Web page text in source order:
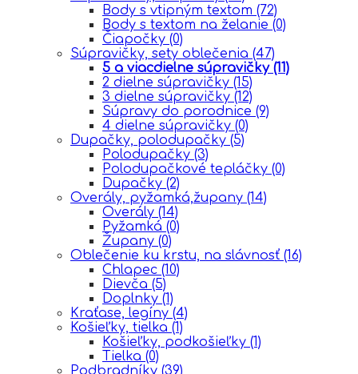
Body s vtipným textom (72)
Body s textom na želanie (0)
Čiapočky (0)
Súpravičky, sety oblečenia (47)
5 a viacdielne súpravičky (11)
2 dielne súpravičky (15)
3 dielne súpravičky (12)
Súpravy do porodnice (9)
4 dielne súpravičky (0)
Dupačky, polodupačky (5)
Polodupačky (3)
Polodupačkové tepláčky (0)
Dupačky (2)
Overály, pyžamká,župany (14)
Overály (14)
Pyžamká (0)
Župany (0)
Oblečenie ku krstu, na slávnosť (16)
Chlapec (10)
Dievča (5)
Doplnky (1)
Kraťase, legíny (4)
Košieľky, tielka (1)
Košieľky, podkošieľky (1)
Tielka (0)
Podbradníky (39)